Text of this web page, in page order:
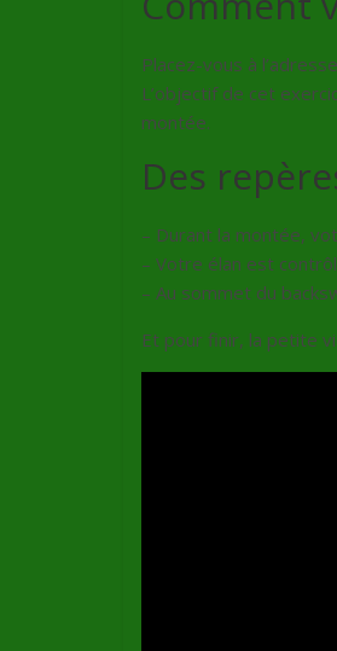
Placez-vous à
L’objectif de cet
montée.
Des
– Durant la montée,
– Votre élan est
– Au sommet du
Et pour finir, la petite